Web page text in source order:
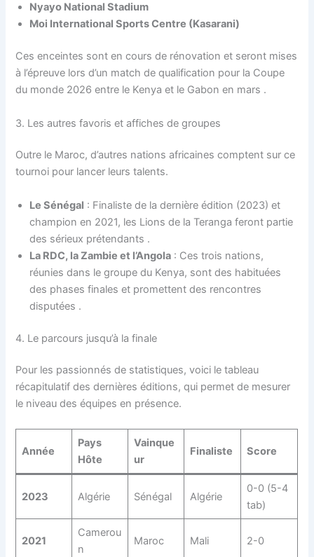
Nyayo National Stadium
Moi International Sports Centre (Kasarani)
Ces enceintes sont en cours de rénovation et seront mises
à l’épreuve lors d’un match de qualification pour la Coupe
du monde 2026 entre le Kenya et le Gabon en mars .
3. Les autres favoris et affiches de groupes
Outre le Maroc, d’autres nations africaines comptent sur ce
tournoi pour lancer leurs talents.
Le Sénégal : Finaliste de la dernière édition (2023) et
champion en 2021, les Lions de la Teranga feront partie
des sérieux prétendants .
La RDC, la Zambie et l’Angola : Ces trois nations,
réunies dans le groupe du Kenya, sont des habituées
des phases finales et promettent des rencontres
disputées .
4. Le parcours jusqu’à la finale
Pour les passionnés de statistiques, voici le tableau
récapitulatif des dernières éditions, qui permet de mesurer
le niveau des équipes en présence.
Année
Pays
Hôte
Vainque
ur
Finaliste Score
2023 Algérie Sénégal Algérie
0-0 (5-4
tab)
2021
Camerou
n
Maroc Mali 2-0